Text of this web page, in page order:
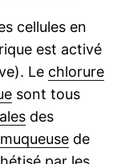
cellules en
est activé
Le chlorure
sont tous
des
muqueusede